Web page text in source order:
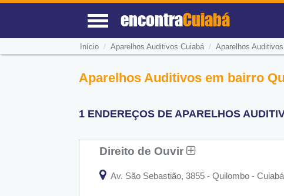
encontraCuiabá
Início / Aparelhos Auditivos Cuiabá/ Aparelhos
Aparelhos Auditivos em bairro
1 ENDEREÇOS DE APARELHOS
Direito de Ouvir
Av. São Sebastião, 3855 - Quilombo -